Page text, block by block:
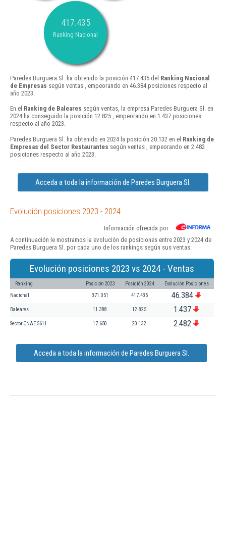
417.435
Ranking Nacional
Paredes Burguera Sl. ha obtenido la posición 417.435 del Ranking Nacional
de Empresas según ventas , empeorando en 46.384 posiciones respecto al
año 2023.
En el Ranking de Baleares según ventas, la empresa Paredes Burguera Sl. en
2024 ha conseguido la posición 12.825 , empeorando en 1.437 posiciones
respecto al año 2023.
Paredes Burguera Sl. ha obtenido en 2024 la posición 20.132 en el Ranking de
Empresas del Sector Restaurantes según ventas , empeorando en 2.482
posiciones respecto al año 2023.
Acceda a toda la información de Paredes Burguera Sl.
Evolución posiciones 2023 - 2024
Información ofrecida por
A continuación le mostramos la evolución de posiciones entre 2023 y 2024 de
Paredes Burguera Sl. por cada uno de los rankings según sus ventas:
Evolución posiciones 2023 vs 2024 - Ventas
Ranking Posición 2023 Posición 2024 Evolución Posiciones
Nacional 371.051 417.435 46.384
Baleares 11.388 12.825 1.437
Sector CNAE 5611 17.650 20.132 2.482
Acceda a toda la información de Paredes Burguera Sl.